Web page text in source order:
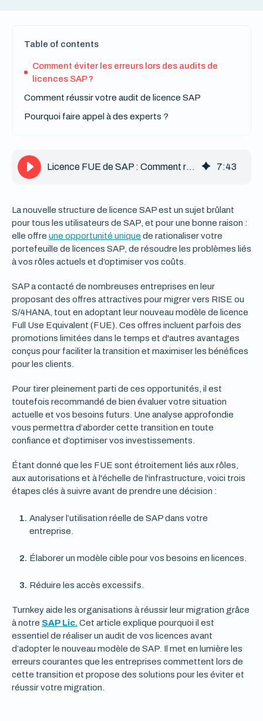
Table of contents
Comment éviter les erreurs lors des audits de
licences SAP ?
Comment réussir votre audit de licence SAP
Pourquoi faire appel à des experts ?
Licence FUE de SAP : Comment réduire les coûts et améliorer la sécurité 7:43
La nouvelle structure de licence SAP est un sujet brûlant
pour tous les utilisateurs de SAP, et pour une bonne raison :
elle offre une opportunité unique de rationaliser votre
portefeuille de licences SAP, de résoudre les problèmes liés
à vos rôles actuels et d’optimiser vos coûts.
SAP a contacté de nombreuses entreprises en leur
proposant des offres attractives pour migrer vers RISE ou
S/4HANA, tout en adoptant leur nouveau modèle de licence
Full Use Equivalent (FUE). Ces offres incluent parfois des
promotions limitées dans le temps et d'autres avantages
conçus pour faciliter la transition et maximiser les bénéfices
pour les clients.
Pour tirer pleinement parti de ces opportunités, il est
toutefois recommandé de bien évaluer votre situation
actuelle et vos besoins futurs. Une analyse approfondie
vous permettra d’aborder cette transition en toute
confiance et d’optimiser vos investissements.
Étant donné que les FUE sont étroitement liés aux rôles,
aux autorisations et à l'échelle de l'infrastructure, voici trois
étapes clés à suivre avant de prendre une décision :
Analyser l’utilisation réelle de SAP dans votre
entreprise.
Élaborer un modèle cible pour vos besoins en licences.
Réduire les accès excessifs.
Turnkey aide les organisations à réussir leur migration grâce
à notre SAP Lic. Cet article explique pourquoi il est
essentiel de réaliser un audit de vos licences avant
d’adopter le nouveau modèle de SAP. Il met en lumière les
erreurs courantes que les entreprises commettent lors de
cette transition et propose des solutions pour les éviter et
réussir votre migration.